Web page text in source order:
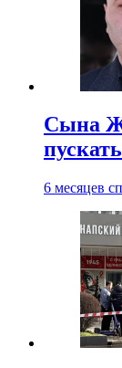
Сына
6 месяцев